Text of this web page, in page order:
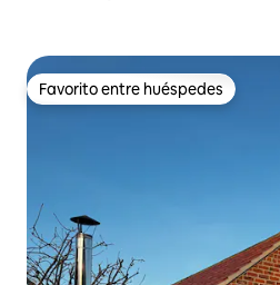
Favorito entre huéspedes
Favorito entre huéspedes